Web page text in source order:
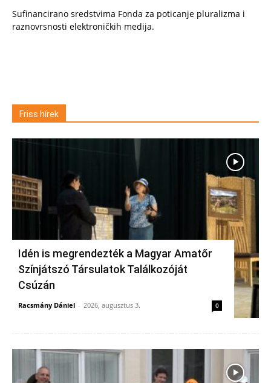
Sufinancirano sredstvima Fonda za poticanje pluralizma i
raznovrsnosti elektroničkih medija.
Friss hírek
Idén is megrendezték a Magyar Amatőr
Színjátszó Társulatok Találkozóját
Csúzán
Racsmány Dániel - 2026, augusztus 3. 0